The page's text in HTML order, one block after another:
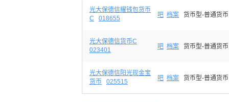
光大保德信耀钱包货币
C
018655 吧 档案 货币型-普通货币
光大保德信货币C
023401
吧 档案 货币型-普通货币
光大保德信阳光现金宝
货币
025515 吧 档案 货币型-普通货币